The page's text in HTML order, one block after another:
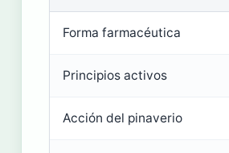
Forma farmacéutica
Principios activos
Acción del pinaverio